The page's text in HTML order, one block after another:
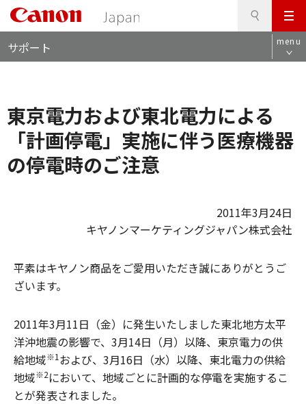
メ
ニ
ュ
ビ
サポート menu
東京電力および東北電力による
「計画停電」実施に伴う医療機器
の停電時のご注意
2011年3月24日
キヤノンマーケティングジャパン株式会社
平素はキヤノン商品をご愛用いただき誠にありがとうご
ざいます。
2011年3月11日（金）に発生いたしました東北地方太平
洋沖地震の影響で、3月14日（月）以降、東京電力の供
給地域※1 および、3月16日（水）以降、東北電力の供給
地域※2において、地域ごとに計画的な停電を実施するこ
とが発表されました。